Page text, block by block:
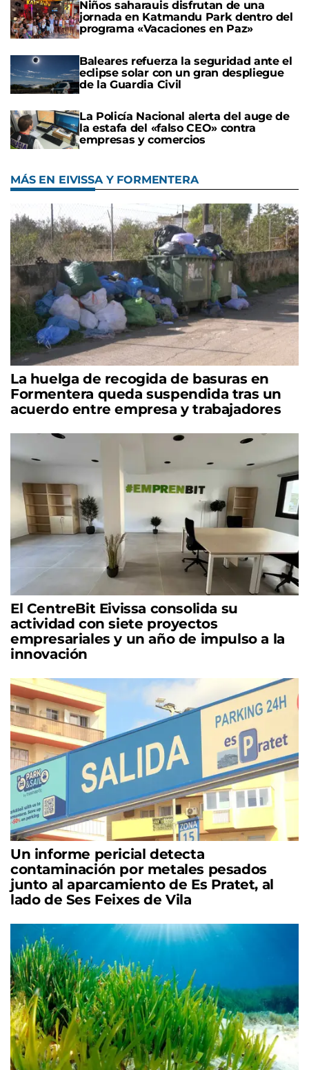
Niños saharauis disfrutan de una
jornada en Katmandu Park dentro del
programa «Vacaciones en Paz»
Baleares refuerza la seguridad ante el
eclipse solar con un gran despliegue
de la Guardia Civil
La Policía Nacional alerta del auge de
la estafa del «falso CEO» contra
empresas y comercios
MÁS EN EIVISSA Y FORMENTERA
La huelga de recogida de basuras en
Formentera queda suspendida tras un
acuerdo entre empresa y trabajadores
El CentreBit Eivissa consolida su
actividad con siete proyectos
empresariales y un año de impulso a la
innovación
Un informe pericial detecta
contaminación por metales pesados
junto al aparcamiento de Es Pratet, al
lado de Ses Feixes de Vila